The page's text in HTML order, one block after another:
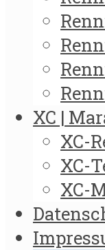
XC |
XC-
XC-
XC-